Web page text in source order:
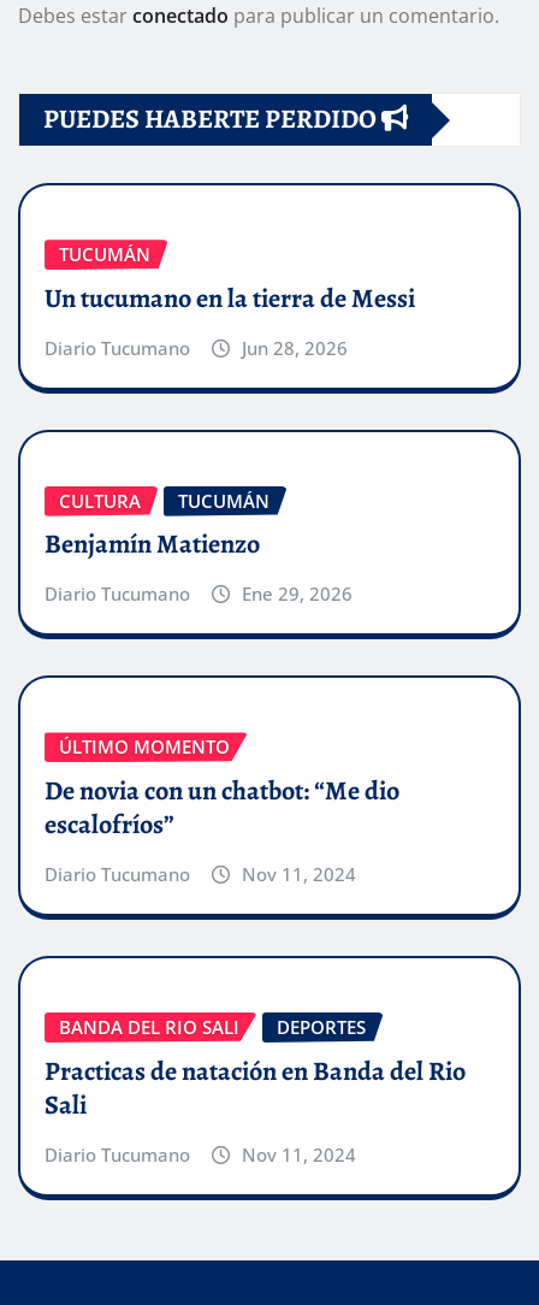
Debes estarconectado para publicar un comentario.
PUEDES HABERTE PERDIDO
TUCUMÁN
Un tucumano en la tierra de Messi
Diario Tucumano Jun 28, 2026
CULTURA TUCUMÁN
Benjamín Matienzo
Diario Tucumano Ene 29, 2026
ÚLTIMO MOMENTO
De novia con un chatbot: “Me dio
escalofríos”
Diario Tucumano Nov 11, 2024
BANDA DEL RIO SALI DEPORTES
Practicas de natación en Banda del Rio
Sali
Diario Tucumano Nov 11, 2024